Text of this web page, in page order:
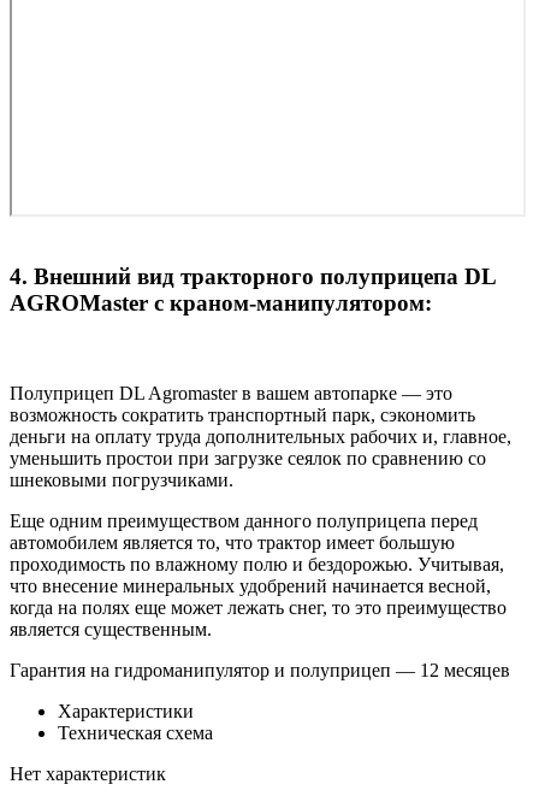
4. Внешний вид тракторного полуприцепа DL
AGROMaster с краном-манипулятором:
Полуприцеп DL Agromaster в вашем автопарке — это
возможность сократить транспортный парк, сэкономить
деньги на оплату труда дополнительных рабочих и, главное,
уменьшить простои при загрузке сеялок по сравнению со
шнековыми погрузчиками.
Еще одним преимуществом данного полуприцепа перед
автомобилем является то, что трактор имеет большую
проходимость по влажному полю и бездорожью. Учитывая,
что внесение минеральных удобрений начинается весной,
когда на полях еще может лежать снег, то это преимущество
является существенным.
Гарантия на гидроманипулятор и полуприцеп — 12 месяцев
Характеристики
Техническая схема
Нет характеристик